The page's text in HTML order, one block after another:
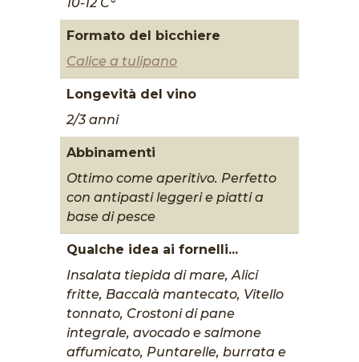
Formato del bicchiere
Calice a tulipano
Longevità del vino
2/3 anni
Abbinamenti
Ottimo come aperitivo. Perfetto
con antipasti leggeri e piatti a
base di pesce
Qualche idea ai fornelli...
Insalata tiepida di mare, Alici
fritte, Baccalà mantecato, Vitello
tonnato, Crostoni di pane
integrale, avocado e salmone
affumicato, Puntarelle, burrata e